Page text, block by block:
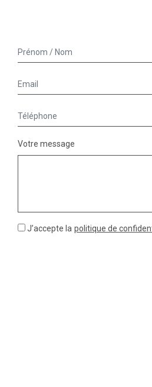
Votre message
J’accepte la politique de